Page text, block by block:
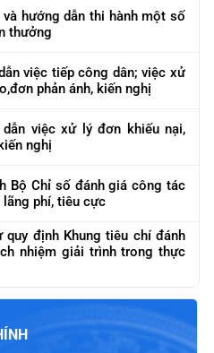
hướng dẫn thi hành một số
thưởng
việc tiếp công dân; việc xử
đơn tố cáo,đơn phản ánh, kiến nghị
việc xử lý đơn khiếu nại,
nghị
Bộ Chỉ số đánh giá công tác
lãng phí, tiêu cực
định Khung tiêu chí đánh
nhiệm giải trình trong thực